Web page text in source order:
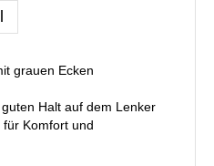
grauen Ecken
Halt auf dem Lenker
Komfort und